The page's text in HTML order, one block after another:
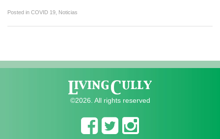
Posted in COVID 19 Noticias
©2026. All rights reserved